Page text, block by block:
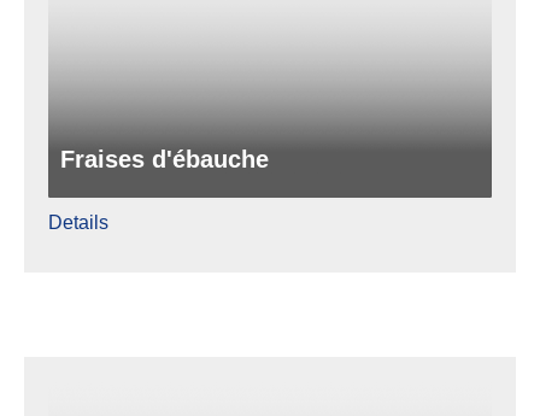
Fraises d'ébauche
Details